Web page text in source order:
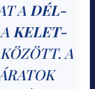
ADÉL-
KELET-
A